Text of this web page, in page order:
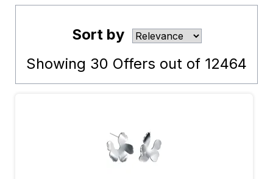
Sort by
Showing 30 Offers out of 12464